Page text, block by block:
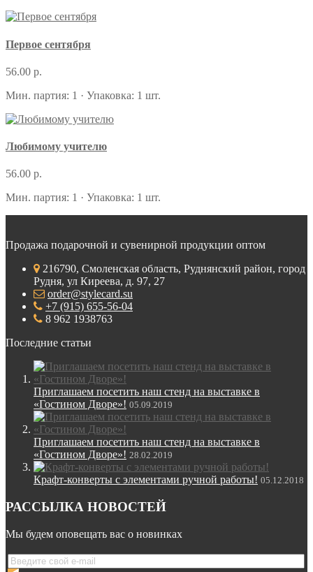
Первое сентября
56.00 р.
Мин. партия: 1 · Упаковка: 1 шт.
Любимому учителю
56.00 р.
Мин. партия: 1 · Упаковка: 1 шт.
Продажа подарочной и сувенирной продукции оптом
216790, Смоленская область, Руднянский район, город
Рудня, ул Киреева, д. 97, 27
order@stylecard.su
+7 (915) 655-56-04
8 962 1938763
Последние статьи
Приглашаем посетить наш стенд на выставке в
«Гостином Дворе»! 05.09.2019
Приглашаем посетить наш стенд на выставке в
«Гостином Дворе»! 28.02.2019
Крафт-конверты с элементами ручной работы! 05.12.2018
РАССЫЛКА НОВОСТЕЙ
Мы будем оповещать вас о новинках